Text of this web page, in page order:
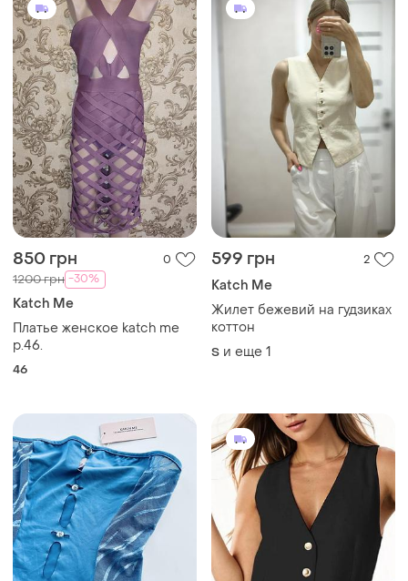
850 грн 0
1200 грн -30%
Katch Me
Платье женское katch me
р.46.
46
599 грн 2
Katch Me
Жилет бежевий на гудзиках
коттон
S и еще 1